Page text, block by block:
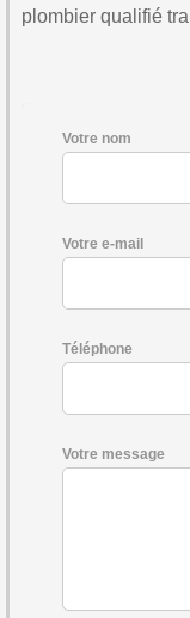
plombier qualifié
Votre nom
Votre e-mail
Téléphone
Votre message